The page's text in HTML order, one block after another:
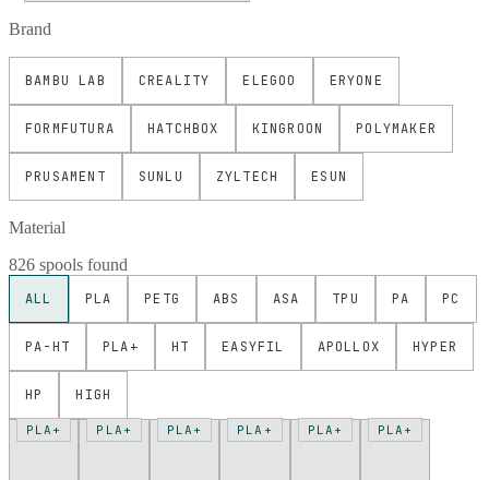
Brand
BAMBU LAB CREALITY ELEGOO ERYONE
FORMFUTURA HATCHBOX KINGROON POLYMAKER
PRUSAMENT SUNLU ZYLTECH ESUN
Material
826 spools found
ALL PLA PETG ABS ASA TPU PA PC
PA-HT PLA+ HT EASYFIL APOLLOX HYPER
HP HIGH
PLA+ PLA+ PLA+ PLA+ PLA+ PLA+